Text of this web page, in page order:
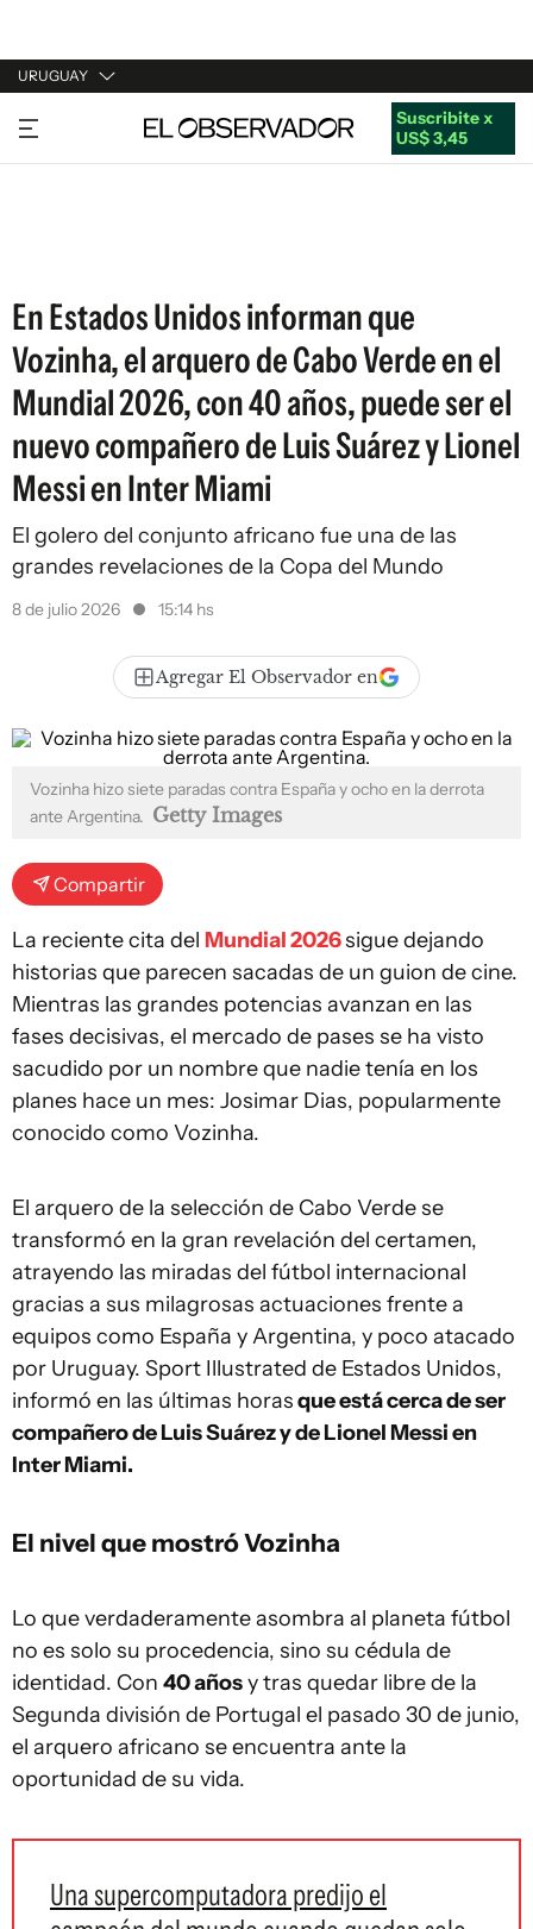
URUGUAY
URUGUAY
ARGENTINA
Suscribite x
US$ 3,45
En Estados Unidos informan que
Vozinha, el arquero de Cabo Verde en el
Mundial 2026, con 40 años, puede ser el
nuevo compañero de Luis Suárez y Lionel
Messi en Inter Miami
El golero del conjunto africano fue una de las
grandes revelaciones de la Copa del Mundo
8 de julio 2026 15:14 hs
Agregar El Observador en
Vozinha hizo siete paradas contra España y ocho en la derrota
ante Argentina. Getty Images
Compartir
La reciente cita del Mundial 2026sigue dejando
historias que parecen sacadas de un guion de cine.
Mientras las grandes potencias avanzan en las
fases decisivas, el mercado de pases se ha visto
sacudido por un nombre que nadie tenía en los
planes hace un mes: Josimar Dias, popularmente
conocido como Vozinha.
El arquero de la selección de Cabo Verde se
transformó en la gran revelación del certamen,
atrayendo las miradas del fútbol internacional
gracias a sus milagrosas actuaciones frente a
equipos como España y Argentina, y poco atacado
por Uruguay. Sport Illustrated de Estados Unidos,
informó en las últimas horasque está cerca de ser
compañero de Luis Suárez y de Lionel Messi en
Inter Miami.
El nivel que mostró Vozinha
Lo que verdaderamente asombra al planeta fútbol
no es solo su procedencia, sino su cédula de
identidad. Con 40 añosy tras quedar libre de la
Segunda división de Portugal el pasado 30 de junio,
el arquero africano se encuentra ante la
oportunidad de su vida.
Una supercomputadora predijo el